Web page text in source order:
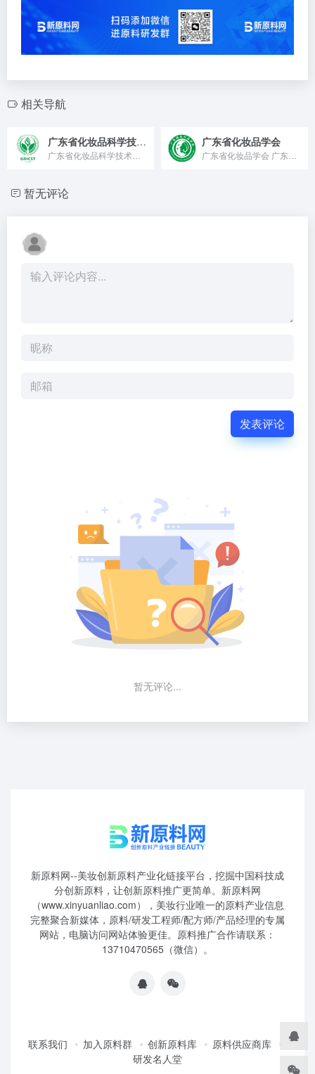
相关导航
广东省化妆品科学技术研究会 广东省化妆品学会
暂无评论
发表评论
暂无评论...
新原料网--美妆创新原料产业化链接平台，挖掘中国科技成
分创新原料，让创新原料推广更简单。新原料网
（www.xinyuanliao.com），美妆行业唯一的原料产业信息
完整聚合新媒体，原料/研发工程师/配方师/产品经理的专属
网站，电脑访问网站体验更佳。原料推广合作请联系：
13710470565（微信）。
联系我们 加入原料群 创新原料库
原料供应商库
研发名人堂